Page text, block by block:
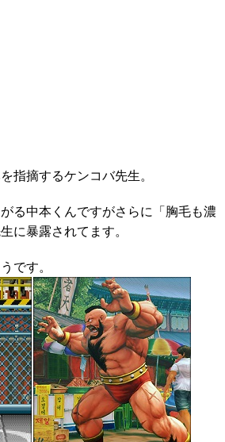
指摘するケンコバ先生。
る中本くんですがさらに「胸毛も濃
に暴露されてます。
です。